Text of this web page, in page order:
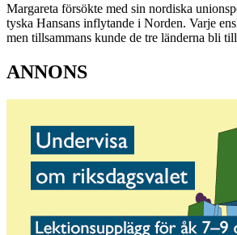
Margareta försökte med sin nordiska
tyska Hansans inflytande i Norden. Varje
men tillsammans kunde de tre länderna bli
ANNONS